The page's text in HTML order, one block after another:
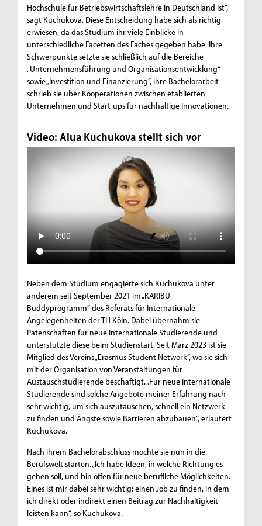
Hochschule für Betriebswirtschaftslehre in Deutschland ist“,
sagt Kuchukova. Diese Entscheidung habe sich als richtig
erwiesen, da das Studium ihr viele Einblicke in
unterschiedliche Facetten des Faches gegeben habe. Ihre
Schwerpunkte setzte sie schließlich auf die Bereiche
„Unternehmensführung und Organisationsentwicklung“
sowie „Investition und Finanzierung“, ihre Bachelorarbeit
schrieb sie über Kooperationen zwischen etablierten
Unternehmen und Start-ups für nachhaltige Innovationen.
Video: Alua Kuchukova stellt sich vor
Neben dem Studium engagierte sich Kuchukova unter
anderem seit September 2021 im „KARIBU-
Buddyprogramm“ des Referats für Internationale
Angelegenheiten der TH Köln. Dabei übernahm sie
Patenschaften für neue internationale Studierende und
unterstützte diese beim Studienstart. Seit März 2023 ist sie
Mitglied des Vereins „Erasmus Student Network“, wo sie sich
mit der Organisation von Veranstaltungen für
Austauschstudierende beschäftigt. „Für neue internationale
Studierende sind solche Angebote meiner Erfahrung nach
sehr wichtig, um sich auszutauschen, schnell ein Netzwerk
zu finden und Ängste sowie Barrieren abzubauen“, erläutert
Kuchukova.
Nach ihrem Bachelorabschluss möchte sie nun in die
Berufswelt starten. „Ich habe Ideen, in welche Richtung es
gehen soll, und bin offen für neue berufliche Möglichkeiten.
Eines ist mir dabei sehr wichtig: einen Job zu finden, in dem
ich direkt oder indirekt einen Beitrag zur Nachhaltigkeit
leisten kann“, so Kuchukova.